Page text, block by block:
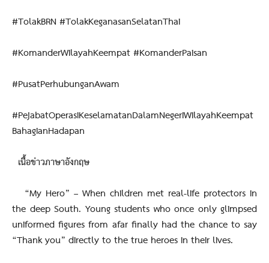
#TolakBRN #TolakKeganasanSelatanThai
#KomanderWilayahKeempat #KomanderPaisan
#PusatPerhubunganAwam
#PejabatOperasiKeselamatanDalamNegeriWilayahKeempat
BahagianHadapan
เนื้อข่าวภาษาอังกฤษ
“My Hero” – When children met real-life protectors in
the deep South. Young students who once only glimpsed
uniformed figures from afar finally had the chance to say
“Thank you” directly to the true heroes in their lives.